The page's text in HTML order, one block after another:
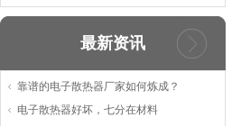
最新资讯
靠谱的电子散热器厂家如何炼成？
电子散热器好坏，七分在材料